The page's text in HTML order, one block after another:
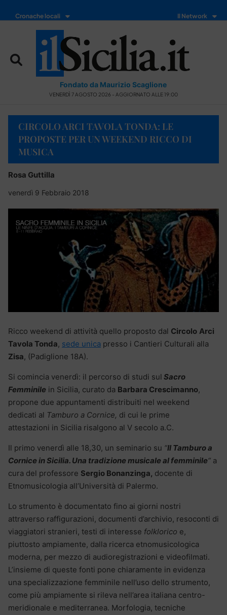
Cronache locali Il Network
Fondato da Maurizio Scaglione
VENERDÌ 7 AGOSTO 2026 - AGGIORNATO ALLE 19:00
CIRCOLO ARCI TAVOLA TONDA: LE
PROPOSTE PER UN WEEKEND RICCO DI
MUSICA
Rosa Guttilla
venerdì 9 Febbraio 2018
Ricco weekend di attività quello proposto dal Circolo Arci
Tavola Tonda, sede unica presso i Cantieri Culturali alla
Zisa, (Padiglione 18A).
Si comincia venerdì: il percorso di studi sul Sacro
Femminile in Sicilia, curato da Barbara Crescimanno,
propone due appuntamenti distribuiti nel weekend
dedicati al Tamburo a Cornice, di cui le prime
attestazioni in Sicilia risalgono al V secolo a.C.
Il primo venerdì alle 18,30, un seminario su “Il Tamburo a
Cornice in Sicilia. Una tradizione musicale al femminile“ a
cura del professore Sergio Bonanzinga, docente di
Etnomusicologia all’Università di Palermo.
Lo strumento è documentato fino ai giorni nostri
attraverso raffigurazioni, documenti d’archivio, resoconti di
viaggiatori stranieri, testi di interesse folklorico e,
piuttosto ampiamente, dalla ricerca etnomusicologica
moderna, per mezzo di audioregistrazioni e videofilmati.
L’insieme di queste fonti pone chiaramente in evidenza
una specializzazione femminile nell’uso dello strumento,
come più ampiamente si rileva nell’area italiana centro-
meridionale e mediterranea. Morfologia, tecniche